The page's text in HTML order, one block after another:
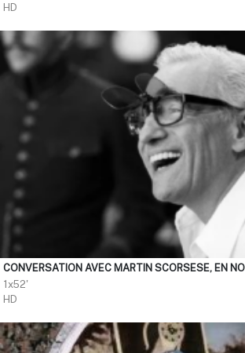
HD
CONVERSATION AVEC MARTIN SCORSESE, EN
1x52'
HD